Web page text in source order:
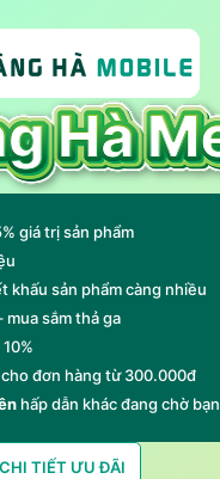
giá trị sản phẩm
khấu sản phẩm càng nhiều
mua sắm thả ga
cho đơn hàng từ 300.000đ
hấp dẫn khác đang chờ bạn
TIẾT ƯU ĐÃI